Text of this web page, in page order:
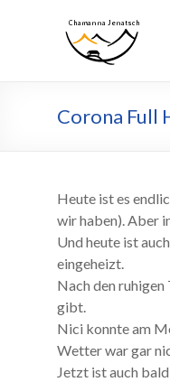
Jenatsch
Chamanna
Jenatsch
Corona Full
Heute ist es
wir haben). Aber
Und heute ist
eingeheizt.
Nach den ruhigen
gibt.
Nici konnte am
Wetter war gar
Jetzt ist auch